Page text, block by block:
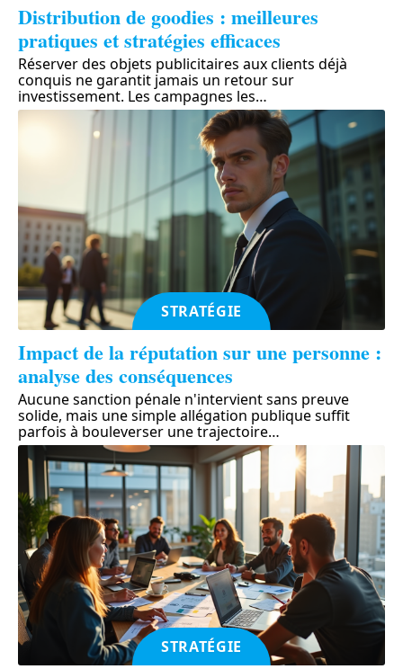
Distribution de goodies : meilleures
pratiques et stratégies efficaces
Réserver des objets publicitaires aux clients déjà
conquis ne garantit jamais un retour sur
investissement. Les campagnes les…
STRATÉGIE
Impact de la réputation sur une personne :
analyse des conséquences
Aucune sanction pénale n'intervient sans preuve
solide, mais une simple allégation publique suffit
parfois à bouleverser une trajectoire…
STRATÉGIE